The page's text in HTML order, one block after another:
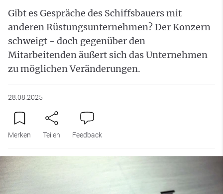
Gibt es Gespräche des Schiffsbauers mit
anderen Rüstungsunternehmen? Der Konzern
schweigt - doch gegenüber den
Mitarbeitenden äußert sich das Unternehmen
zu möglichen Veränderungen.
28.08.2025
Merken Teilen Feedback